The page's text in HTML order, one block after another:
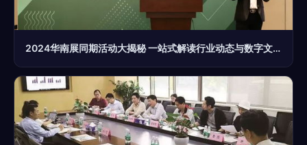
2024华南展同期活动大揭秘 一站式解读行业动态与数字文化创意内容应用